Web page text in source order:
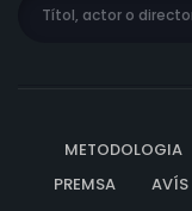
METODOLOGIA
PREMSA
AVÍS